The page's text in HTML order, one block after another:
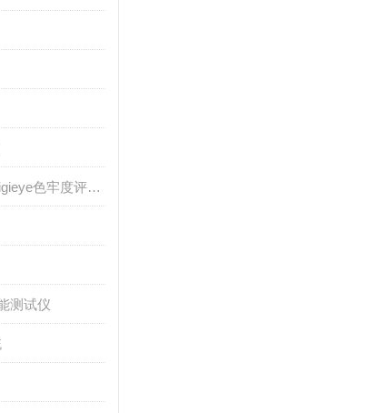
digieye数慧眼||digieye色牢度评级系统
测试仪